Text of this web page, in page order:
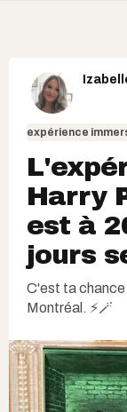
expérience
Harry
est à
jours
C'est ta chance
Montréal. ⚡🪄